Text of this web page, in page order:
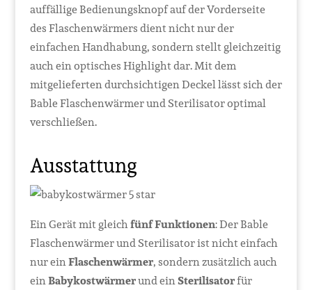
auffällige Bedienungsknopf auf der Vorderseite
des Flaschenwärmers dient nicht nur der
einfachen Handhabung, sondern stellt gleichzeitig
auch ein optisches Highlight dar. Mit dem
mitgelieferten durchsichtigen Deckel lässt sich der
Bable Flaschenwärmer und Sterilisator optimal
verschließen.
Ausstattung
Ein Gerät mit gleichfünf Funktionen: Der Bable
Flaschenwärmer und Sterilisator ist nicht einfach
nur einFlaschenwärmer, sondern zusätzlich auch
einBabykostwärmerund einSterilisatorfür